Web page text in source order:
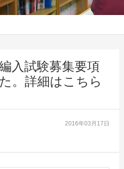
入試験募集要項
。詳細はこちら
2016年03月17日